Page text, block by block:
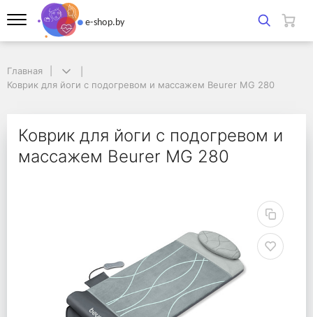
Коврик для йоги с подогревом и массажем Beurer MG 280
Коврик для йоги с
Главная
Коврик для йоги с подогревом и массажем Beurer MG 280
Коврик для йоги с подогревом и
массажем Beurer MG 280